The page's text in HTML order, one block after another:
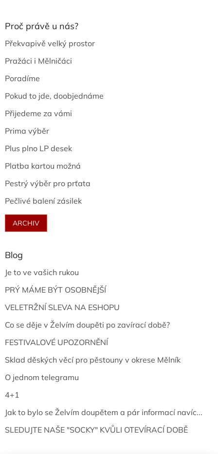
Proč právě u nás?
Překvapivě velký prostor
Pražáci i Mělničáci
Poradíme
Pokud to jde, doobjednáme
Přijedeme za vámi
Prima výběr
Plus plno LP desek
Platba kartou možná
Pestrý výběr pro prťata
Pečlivé balení zásilek
ARCHIV
Blog
Je to ve vašich rukou
PRÝ MÁME BÝT OSOBNĚJŠÍ
VELETRŽNÍ SLEVA NA ESHOPU
Co se děje v Želvím doupěti po zavírací době?
FESTIVALOVÉ UPOZORNĚNÍ
Sklad děských věcí pro pěstouny v okrese Mělník
O jednom telegramu
4+1
Jak to bylo se Želvím doupětem a pár informací navíc...
SLEDUJTE NAŠE "SOCKY" KVŮLI OTEVÍRACÍ DOBĚ